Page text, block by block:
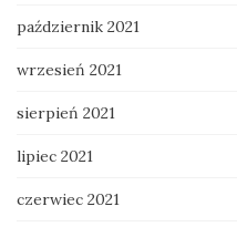
październik 2021
wrzesień 2021
sierpień 2021
lipiec 2021
czerwiec 2021